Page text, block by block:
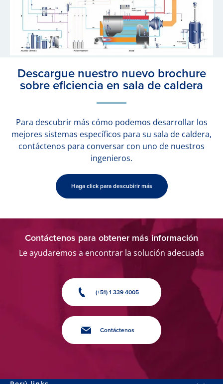
Descargue nuestro nuevo brochure
sobre eficiencia en sala de caldera
Para descubrir más cómo podemos desarrollar los
mejores sistemas específicos para su sala de caldera,
contáctenos para conversar con uno de nuestros
ingenieros.
Haga click para descubirir más
Contáctenos para obtener más información
Le ayudaremos a encontrar la solución adecuada
(+51) 1 339 4005
Contáctenos